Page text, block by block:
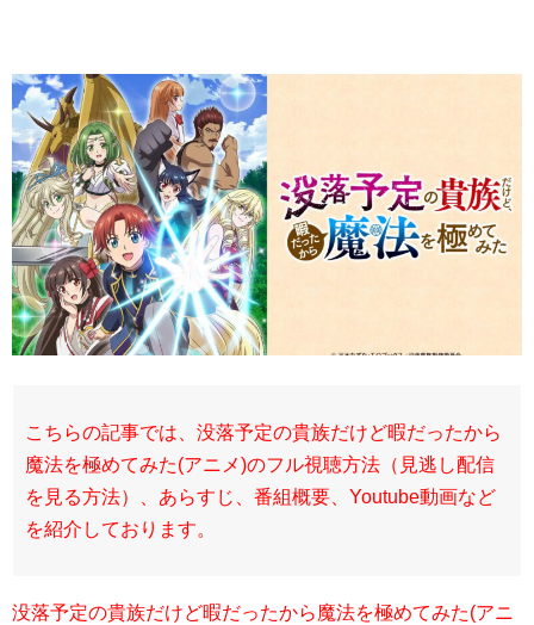
こちらの記事では、没落予定の貴族だけど暇だったから
魔法を極めてみた(アニメ)のフル視聴方法（見逃し配信
を見る方法）、あらすじ、番組概要、Youtube動画など
を紹介しております。
没落予定の貴族だけど暇だったから魔法を極めてみた(アニ